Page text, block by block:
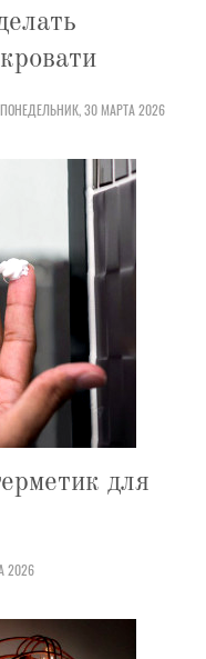
ПОНЕДЕЛЬНИК, 30 МАРТА 2026
для
2026